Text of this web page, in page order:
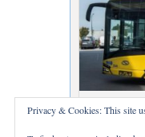
Privacy & Cookies: This site